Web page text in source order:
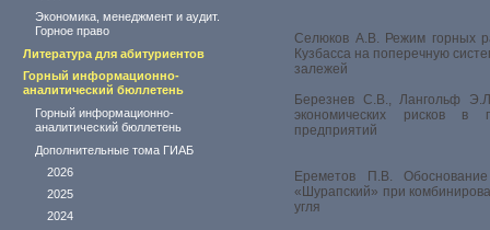
Экономика, менеджмент и аудит.
Горное право
Литература для абитуриентов
Горный информационно-
аналитический бюллетень
Горный информационно-
аналитический бюллетень
Дополнительные тома ГИАБ
2026
2025
2024
Селюков А.В. Режим горных
Кузбасса на поперечную
залежей
Березнев С.В., Лангольф
экономических рисков в
предприятий
Ереметов П.В.
«Шурапский» при
угля